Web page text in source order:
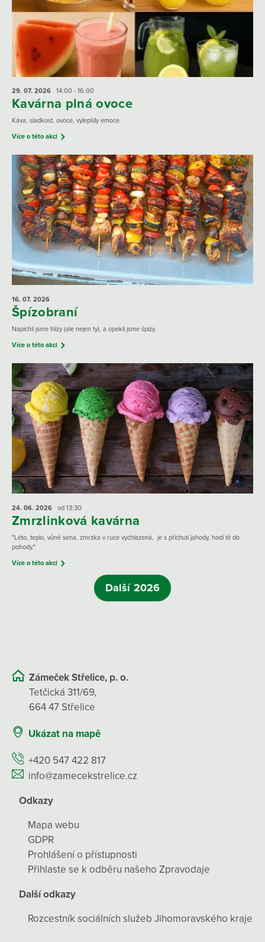
29. 07. 2026 14:00 - 16:00
Kavárna plná ovoce
Káva, sladkost, ovoce, vylepšily emoce.
Více o této akci
16. 07. 2026
Špízobraní
Napíchli jsme hlízy (ale nejen ty), a opekli jsme špízy.
Více o této akci
24. 06. 2026 od 13:30
Zmrzlinková kavárna
"Léto, teplo, vůně sena, zmrzka v ruce vychlazená, je s příchutí jahody, hodí tě do
pohody."
Více o této akci
Další 2026
Zámeček Střelice, p. o.
Tetčická 311/69,
664 47 Střelice
Ukázat na mapě
+420 547 422 817
info@zamecekstrelice.cz
Odkazy
Mapa webu
GDPR
Prohlášení o přístupnosti
Přihlaste se k odběru našeho Zpravodaje
Další odkazy
Rozcestník sociálních služeb Jihomoravského kraje